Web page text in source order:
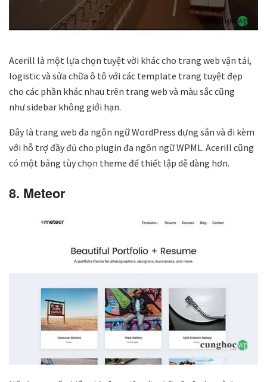
Acerill là một lựa chọn tuyệt vời khác cho trang web vận tải,
logistic và sửa chữa ô tô với các template trang tuyệt đẹp
cho các phần khác nhau trên trang web và màu sắc cũng
như sidebar không giới hạn.
Đây là trang web đa ngôn ngữ WordPress dựng sẵn và đi kèm
với hỗ trợ đầy đủ cho plugin đa ngôn ngữ WPML. Acerill cũng
có một bảng tùy chọn theme để thiết lập dễ dàng hơn.
8. Meteor